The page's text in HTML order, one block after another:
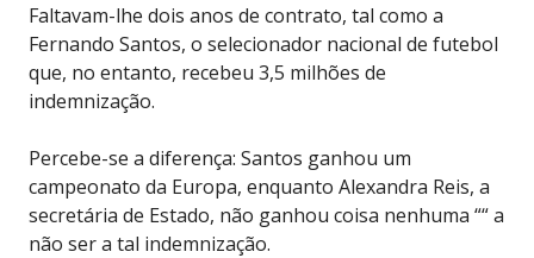
Faltavam-lhe dois anos de contrato, tal como a
Fernando Santos, o selecionador nacional de futebol
que, no entanto, recebeu 3,5 milhões de
indemnização.
Percebe-se a diferença: Santos ganhou um
campeonato da Europa, enquanto Alexandra Reis, a
secretária de Estado, não ganhou coisa nenhuma ““ a
não ser a tal indemnização.